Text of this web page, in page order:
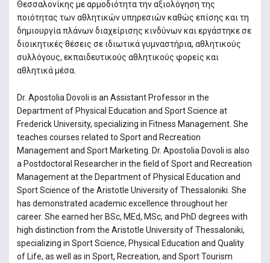
Θεσσαλονίκης με αρμοδιότητα την αξιολόγηση της
ποιότητας των αθλητικών υπηρεσιών καθώς επίσης και τη
δημιουργία πλάνων διαχείρισης κινδύνων και εργάστηκε σε
διοικητικές θέσεις σε ιδιωτικά γυμναστήρια, αθλητικούς
συλλόγους, εκπαιδευτικούς αθλητικούς φορείς και
αθλητικά μέσα.
Dr. Apostolia Dovoli is an Assistant Professor in the
Department of Physical Education and Sport Science at
Frederick University, specializing in Fitness Management. She
teaches courses related to Sport and Recreation
Management and Sport Marketing. Dr. Apostolia Dovoli is also
a Postdoctoral Researcher in the field of Sport and Recreation
Management at the Department of Physical Education and
Sport Science of the Aristotle University of Thessaloniki. She
has demonstrated academic excellence throughout her
career. She earned her BSc, MEd, MSc, and PhD degrees with
high distinction from the Aristotle University of Thessaloniki,
specializing in Sport Science, Physical Education and Quality
of Life, as well as in Sport, Recreation, and Sport Tourism